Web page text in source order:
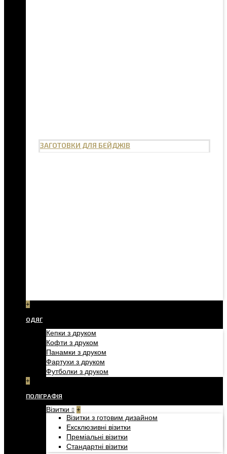
ЗАГОТОВКИ ДЛЯ БЕЙДЖІВ
+
ОДЯГ
Кепки з друком
Кофти з друком
Панамки з друком
Фартухи з друком
Футболки з друком
+
ПОЛІГРАФІЯ
Візитки +
Візитки з готовим дизайном
Ексклюзивні візитки
Преміальні візитки
Стандартні візитки